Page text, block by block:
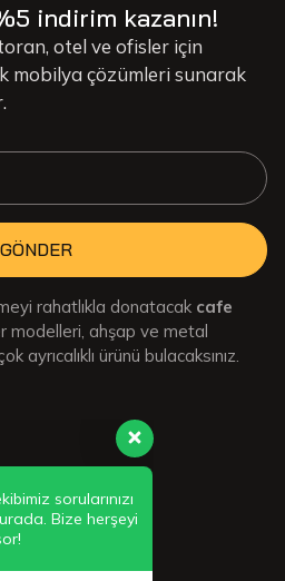
indirim kazanın!
otel ve ofisler için
mobilya çözümleri sunarak
GÖNDER
rahatlıkla donatacak cafe
modelleri, ahşap ve metal
ayrıcalıklı ürünü bulacaksınız.
Bize herşeyi